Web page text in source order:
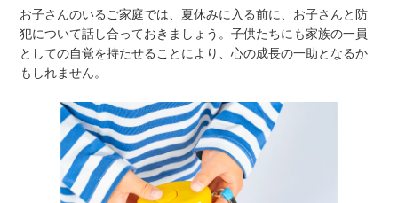
お子さんのいるご家庭では、夏休みに入る前に、お子さんと防
犯について話し合っておきましょう。子供たちにも家族の一員
としての自覚を持たせることにより、心の成長の一助となるか
もしれません。